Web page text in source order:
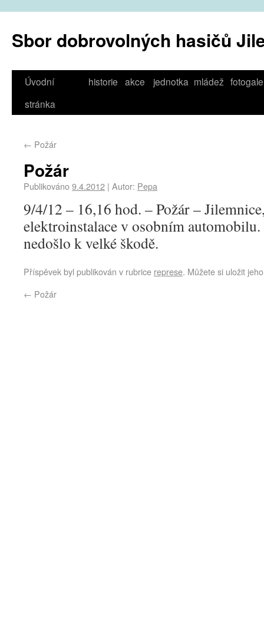
Sbor dobrovolných hasičů
Úvodní
stránka
historie akce jednotka mládež
← Požár
Požár
Publikováno9.4.2012 | Autor: Pepa
9/4/12 – 16,16 hod. – Požár –
elektroinstalace v osobním
nedošlo k velké škodě.
Příspěvek byl publikován v rubrice represe. Můžete si uložit
← Požár